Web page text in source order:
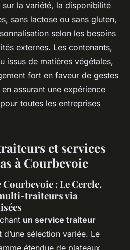
sur la variété, la disponibilité
sans lactose ou sans gluten,
selon les besoins
externes. Les contenants,
issus de matières végétales,
fort en faveur de gestes
assurant une expérience
toutes les entreprises
et services
à Courbevoie
: Le Cercle,
traiteurs via
un service traiteur
d’une sélection variée. Le